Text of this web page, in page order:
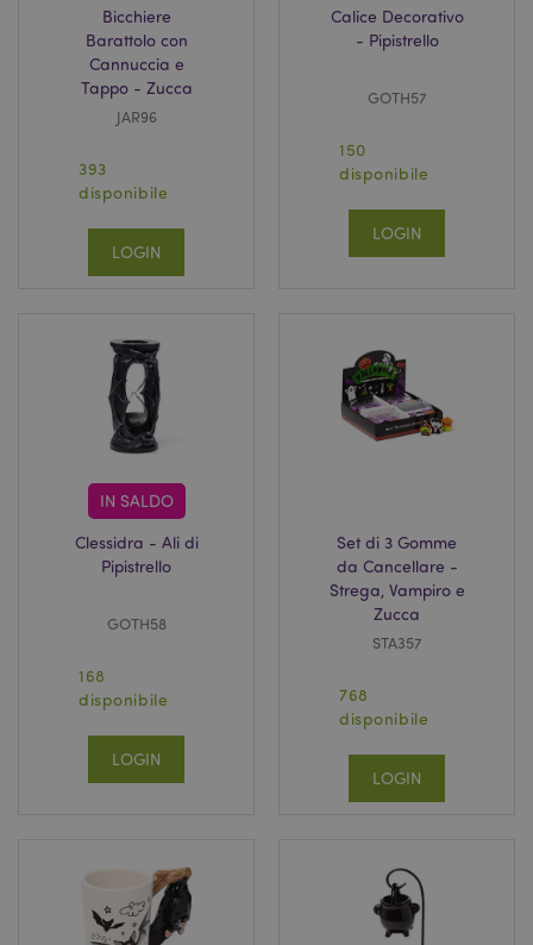
Bicchiere
Barattolo con
Cannuccia e
Tappo - Zucca
JAR96
393
disponibile
LOGIN
Calice Decorativo
- Pipistrello
GOTH57
150
disponibile
LOGIN
IN SALDO
Clessidra - Ali di
Pipistrello
GOTH58
168
disponibile
LOGIN
Set di 3 Gomme
da Cancellare -
Strega, Vampiro e
Zucca
STA357
768
disponibile
LOGIN